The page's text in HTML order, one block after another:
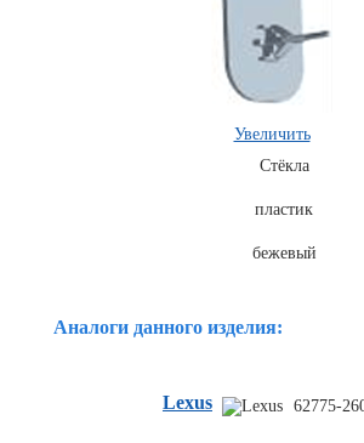
Увеличить
Стёкла
пластик
бежевый
Аналоги данного изделия:
Lexus 62775-